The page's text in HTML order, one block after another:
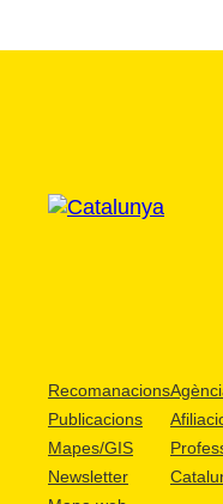
Recomanacions
Publicacions
Mapes/GIS
Newsletter